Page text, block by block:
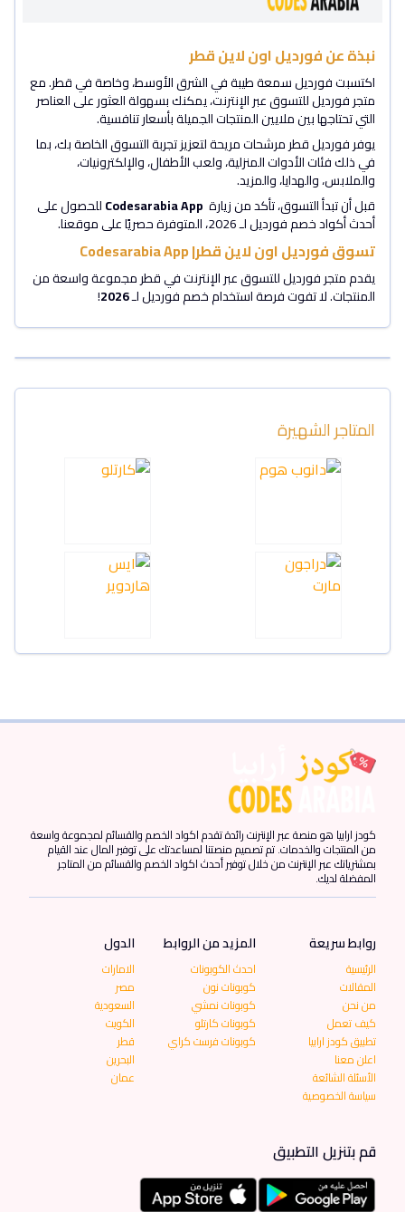
نبذة عن فورديل اون لاين قطر
اكتسبت فورديل سمعة طيبة في الشرق الأوسط، وخاصة في قطر. مع
متجر فورديل للتسوق عبر الإنترنت، يمكنك بسهولة العثور على العناصر
التي تحتاجها بين ملايين المنتجات الجميلة بأسعار تنافسية.
يوفر فورديل قطر مرشحات مريحة لتعزيز تجربة التسوق الخاصة بك، بما
في ذلك فئات الأدوات المنزلية، ولعب الأطفال، والإلكترونيات،
والملابس، والهدايا، والمزيد.
قبل أن تبدأ التسوق، تأكد من زيارة Codesarabia Appللحصول على
أحدث أكواد خصم فورديل لـ 2026، المتوفرة حصريًا على موقعنا.
تسوق فورديل اون لاين قطر| Codesarabia App
يقدم متجر فورديل للتسوق عبر الإنترنت في قطر مجموعة واسعة من
المنتجات. لا تفوت فرصة استخدام خصم فورديل لـ2026
!
المتاجر الشهيرة
كودز ارابيا هو منصة عبر الإنترنت رائدة تقدم اكواد الخصم والقسائم لمجموعة واسعة
من المنتجات والخدمات. تم تصميم منصتنا لمساعدتك على توفير المال عند القيام
بمشترياتك عبر الإنترنت من خلال توفير أحدث اكواد الخصم والقسائم من المتاجر
المفضلة لديك.
روابط سريعة
الرئيسية
المقالات
من نحن
كيف تعمل
تطبيق كودز ارابيا
اعلن معنا
الأسئلة الشائعة
سياسة الخصوصية
المزيد من الروابط
احدث الكوبونات
كوبونات نون
كوبونات نمشي
كوبونات كارتلو
كوبونات فرست كراي
الدول
الامارات
مصر
السعودية
الكويت
قطر
البحرين
عمان
قم بتنزيل التطبيق